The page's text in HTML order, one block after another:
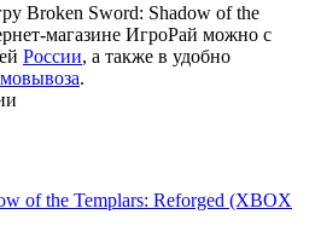
Broken Sword: Shadow of the
магазине ИгроРай можно с
России, а также в удобно
.
of the Templars: Reforged (XBOX